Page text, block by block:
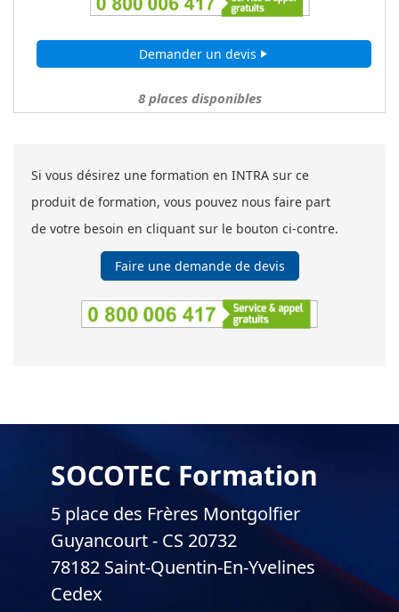
Demander un devis play_arrow
8places disponibles
Si vous désirez une formation en INTRA sur ce
produit de formation, vous pouvez nous faire part
de votre besoin en cliquant sur le bouton ci-contre.
Faire une demande de devis
SOCOTEC Formation
5 place des Frères Montgolfier
Guyancourt - CS 20732
78182 Saint-Quentin-En-Yvelines
Cedex